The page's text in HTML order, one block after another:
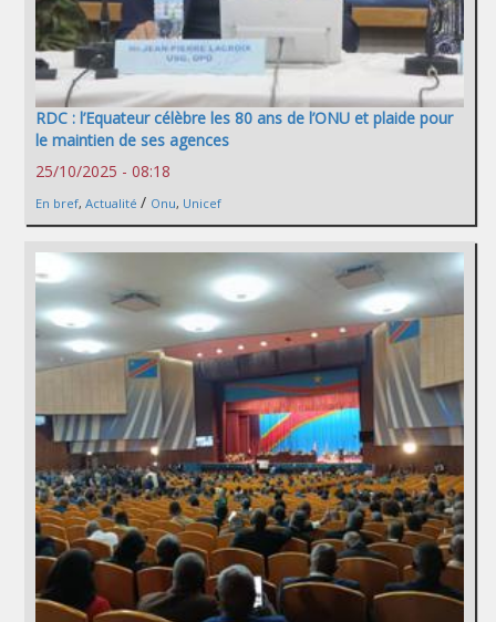
RDC : l’Equateur célèbre les 80 ans de l’ONU et plaide pour
le maintien de ses agences
25/10/2025 - 08:18
En bref, Actualité / Onu, Unicef